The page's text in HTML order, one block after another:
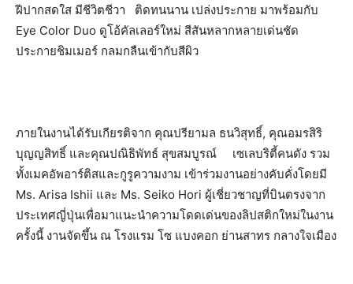
ฝีปากสดใส มีชีวิตชีวา ติดทนนาน เปล่งประกาย มาพร้อมกับ
Eye Color Duo ดูโอ้คัลเลอร์ใหม่ สีสันหลากหลายเด่นชัด
ประกายชิมเมอร์ กลมกลืนเข้ากับสีผิว
ภายในงานได้รับเกียรติจาก คุณปรียามล ธนวิสุทธิ์, คุณอมรสิริ
บุญญสิทธิ์ และคุณปณิธิพัทธ์ สุขสมบูรณ์ เซเลบริตี้คนดัง รวม
ทั้งเมคอัพอาร์ติสและกูรูความงาม เข้าร่วมงานอย่างคับคั่งโดยมี
Ms. Arisa Ishii และ Ms. Seiko Hori ผู้เชี่ยวชาญที่บินตรงจาก
ประเทศญี่ปุ่นเพื่อมาแนะนำความโดดเด่นของลิปสติกใหม่ในงาน
ครั้งนี้ งานจัดขึ้น ณ โรงแรม โซ แบงคอก ย่านสาทร กลางใจเมือง